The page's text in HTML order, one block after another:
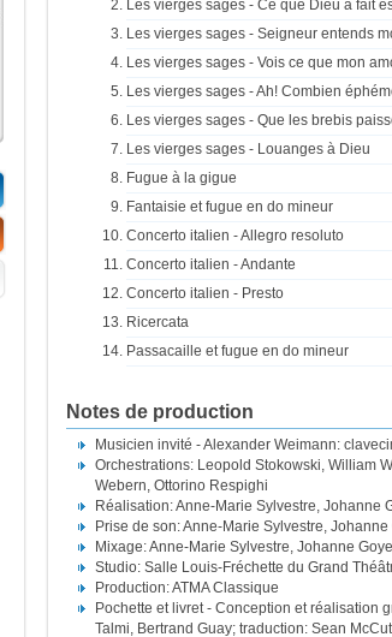
Les vierges sages - Ce que Dieu a fait
Les vierges sages - Seigneur entends
Les vierges sages - Vois ce que mon
Les vierges sages - Ah! Combien
Les vierges sages - Que les brebis
Les vierges sages - Louanges à Dieu
Fugue à la gigue
Fantaisie et fugue en do mineur
Concerto italien - Allegro resoluto
Concerto italien - Andante
Concerto italien - Presto
Ricercata
Passacaille et fugue en do mineur
Notes de production
Musicien invité - Alexander Weimann:
Orchestrations: Leopold Stokowski, William
Webern, Ottorino Respighi
Réalisation: Anne-Marie Sylvestre, Johanne
Prise de son: Anne-Marie Sylvestre, Johanne
Mixage: Anne-Marie Sylvestre, Johanne
Studio: Salle Louis-Fréchette du Grand
Production: ATMA Classique
Pochette et livret - Conception et réalisation
Talmi, Bertrand Guay; traduction: Sean